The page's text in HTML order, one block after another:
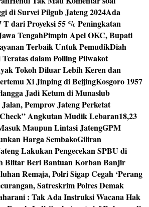
di Survei Pilgub Jateng 2024Ada
dari Proyeksi 55 % Peningkatan
TengahPimpin Apel OKC, Bupati
Terbaik Untuk PemudikDiah
dalam Polling Pilwakot
Tokoh Diluar Lebih Keren dan
Xi Jinping di BeijingKosgoro 1957
Jadi Ketum di Munaslub
Pemprov Jateng Perketat
Angkutan Mudik Lebaran18,23
Maupun Lintasi JatengGPM
Harga SembakoGiliran
Lakukan Pengecekan SPBU di
Blitar Beri Bantuan Korban Banjir
Remaja, Polri Sigap Cegah ‘Perang
Satreskrim Polres Demak
: Tak Ada Instruksi Wacana Hak